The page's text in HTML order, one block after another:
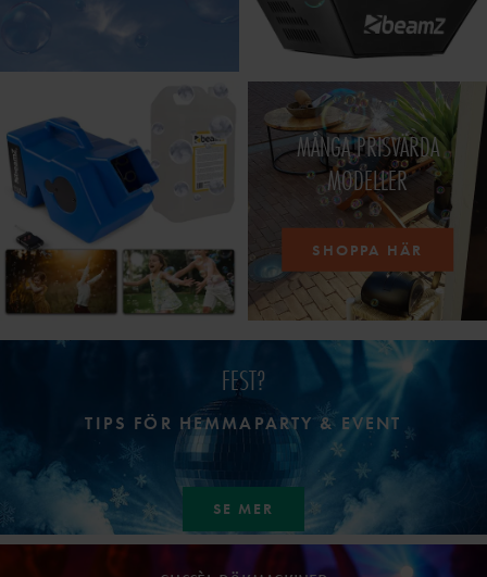
MÅNGA PRISVÄRDA
MODELLER
SHOPPA HÄR
FEST?
TIPS FÖR HEMMAPARTY & EVENT
SE MER